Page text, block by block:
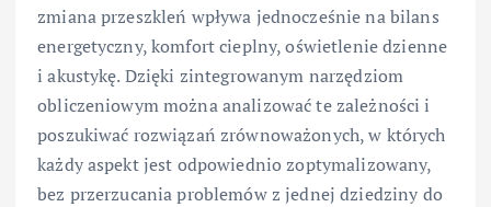
zmiana przeszkleń wpływa jednocześnie na bilans
energetyczny, komfort cieplny, oświetlenie dzienne
i akustykę. Dzięki zintegrowanym narzędziom
obliczeniowym można analizować te zależności i
poszukiwać rozwiązań zrównoważonych, w których
każdy aspekt jest odpowiednio zoptymalizowany,
bez przerzucania problemów z jednej dziedziny do